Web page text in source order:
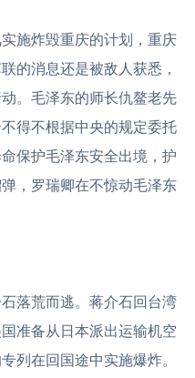
施炸毁重庆的计划，重庆
的消息还是被敌人获悉，
。毛泽东的师长仇鳌老先
得不根据中央的规定委托
保护毛泽东安全出境，护
，罗瑞卿在不惊动毛泽东
落荒而逃。蒋介石回台湾
准备从日本派出运输机空
列在回国途中实施爆炸。